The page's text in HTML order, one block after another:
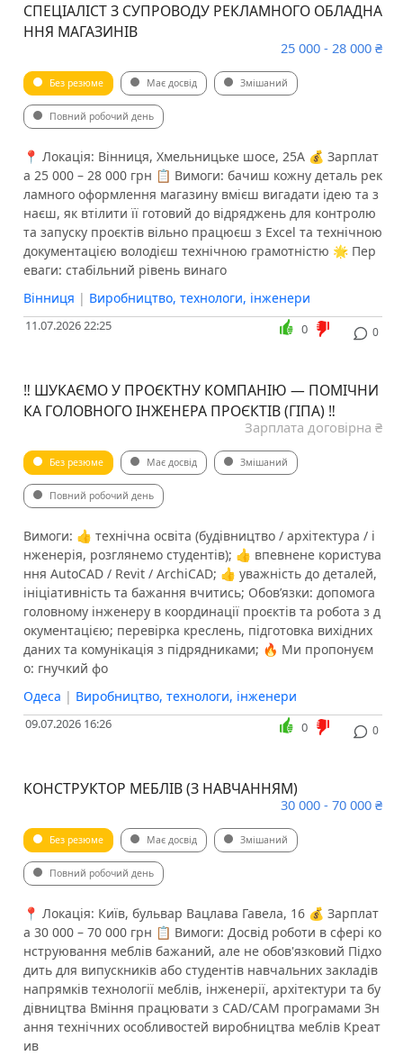
СПЕЦІАЛІСТ З СУПРОВОДУ РЕКЛАМНОГО ОБЛАДНА
ННЯ МАГАЗИНІВ
25 000 - 28 000 ₴
Без резюме Має досвід Змішаний
Повний робочий день
📍 Локація: Вінниця, Хмельницьке шосе, 25А 💰 Зарплат
а 25 000 – 28 000 грн 📋 Вимоги: бачиш кожну деталь рек
ламного оформлення магазину вмієш вигадати ідею та з
наєш, як втілити її готовий до відряджень для контролю
та запуску проєктів вільно працюєш з Excel та технічною
документацією володієш технічною грамотністю 🌟 Пер
еваги: стабільний рівень винаго
Вінниця | Виробництво, технологи, інженери
11.07.2026 22:25 0
0
‼️ ШУКАЄМО У ПРОЄКТНУ КОМПАНІЮ — ПОМІЧНИ
КА ГОЛОВНОГО ІНЖЕНЕРА ПРОЄКТІВ (ГІПА) ‼️
Зарплата договірна ₴
Без резюме Має досвід Змішаний
Повний робочий день
Вимоги: 👍 технічна освіта (будівництво / архітектура / і
нженерія, розглянемо студентів); 👍 впевнене користува
ння AutoCAD / Revit / ArchiCAD; 👍 уважність до деталей,
ініціативність та бажання вчитись; Обов’язки: допомога
головному інженеру в координації проєктів та робота з д
окументацією; перевірка креслень, підготовка вихідних
даних та комунікація з підрядниками; 🔥 Ми пропонуєм
о: гнучкий фо
Одеса | Виробництво, технологи, інженери
09.07.2026 16:26 0
0
КОНСТРУКТОР МЕБЛІВ (З НАВЧАННЯМ)
30 000 - 70 000 ₴
Без резюме Має досвід Змішаний
Повний робочий день
📍 Локація: Київ, бульвар Вацлава Гавела, 16 💰 Зарплат
а 30 000 – 70 000 грн 📋 Вимоги: Досвід роботи в сфері ко
нструювання меблів бажаний, але не обов'язковий Підхо
дить для випускників або студентів навчальних закладів
напрямків технології меблів, інженерії, архітектури та бу
дівництва Вміння працювати з CAD/CAM програмами Зн
ання технічних особливостей виробництва меблів Креат
ив